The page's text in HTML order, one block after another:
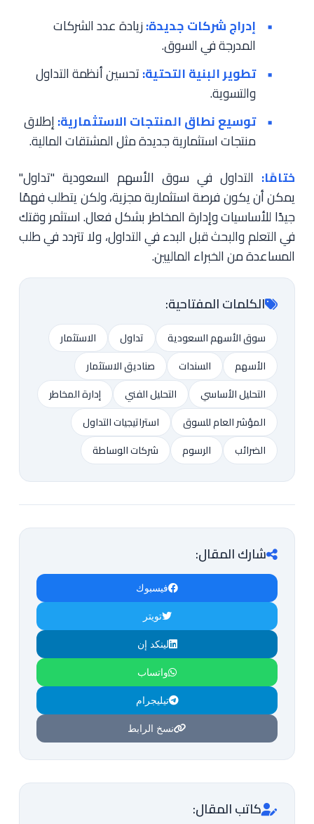
إدراج شركات جديدة:زيادة عدد الشركات
المدرجة في السوق.
تطوير البنية التحتية:تحسين أنظمة التداول
والتسوية.
توسيع نطاق المنتجات الاستثمارية:إطلاق
منتجات استثمارية جديدة مثل المشتقات المالية.
ختامًا: التداول في سوق الأسهم السعودية "تداول"
يمكن أن يكون فرصة استثمارية مجزية، ولكن يتطلب فهمًا
جيدًا للأساسيات وإدارة المخاطر بشكل فعال. استثمر وقتك
في التعلم والبحث قبل البدء في التداول، ولا تتردد في طلب
المساعدة من الخبراء الماليين.
الكلمات المفتاحية:
سوق الأسهم السعودية تداول
الاستثمار
الأسهم
السندات
صناديق الاستثمار
التحليل الأساسي
التحليل الفني
إدارة المخاطر
المؤشر العام للسوق
استراتيجيات التداول
الضرائب
الرسوم شركات الوساطة
شارك المقال:
فيسبوك
تويتر
لينكد إن
واتساب
تيليجرام
نسخ الرابط
كاتب المقال: